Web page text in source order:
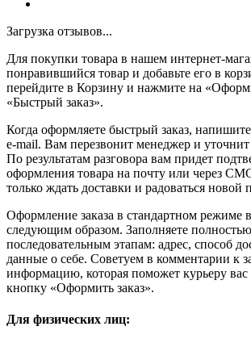
Загрузка отзывов...
Для покупки товара в нашем интернет-
понравившийся товар и добавьте его в
перейдите в Корзину и нажмите на
«Быстрый заказ».
Когда оформляете быстрый заказ,
e-mail. Вам перезвонит менеджер и уточнит
По результатам разговора вам придет
оформления товара на почту или через
только ждать доставки и радоваться новой
Оформление заказа в стандартном режиме
следующим образом. Заполняете
последовательным этапам: адрес, способ
данные о себе. Советуем в комментарии к
информацию, которая поможет курьеру
кнопку «Оформить заказ».
Для физических лиц: